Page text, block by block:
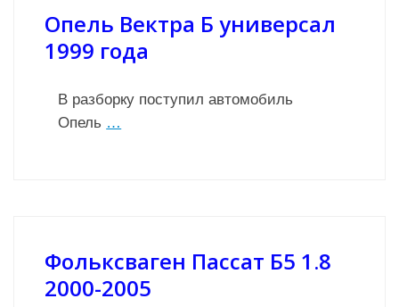
Опель Вектра Б универсал
1999 года
В разборку поступил автомобиль
Опель …
Фольксваген Пассат Б5 1.8
2000-2005